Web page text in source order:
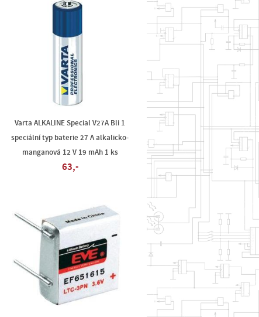
Varta ALKALINE Special V27A Bli 1
speciální typ baterie 27 A alkalicko-
manganová 12 V 19 mAh 1 ks
63,-